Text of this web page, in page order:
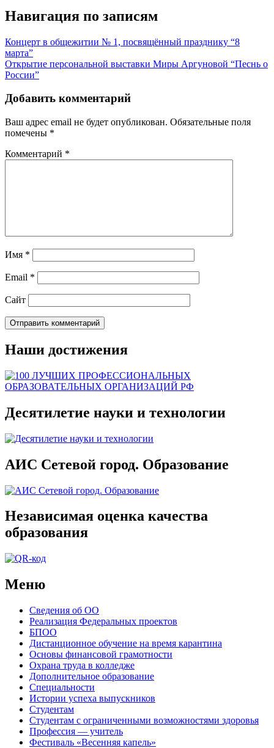
Навигация по записям
Концерт в общежитии № 1, посвящённый празднику “8
марта”
Открытие персональной выставки Миры Аргуновой “Песнь о
России”
Добавить комментарий
Ваш адрес email не будет опубликован. Обязательные поля
помечены *
Комментарий *
Имя *
Email *
Сайт
Наши достижения
Десятилетие науки и технологии
АИС Сетевой город. Образование
Независимая оценка качества
образования
Меню
Сведения об ОО
Реализация Федеральных проектов
БПОО
Дистанционное обучение на время карантина
Основы финансовой грамотности
Охрана труда в колледже
Дополнительное образование
Специальности
Истории успеха выпускников
Студентам
Студентам с ограниченными возможностями здоровья
Профессия — учитель
Фестиваль «Весенняя капель»